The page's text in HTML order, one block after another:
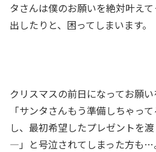
タさんは僕のお願いを絶対叶え
出したりと、困ってしまいます。
クリスマスの前日になってお願
「サンタさんもう準備しちゃっ
し、最初希望したプレゼントを
―」と号泣されてしまった方も…